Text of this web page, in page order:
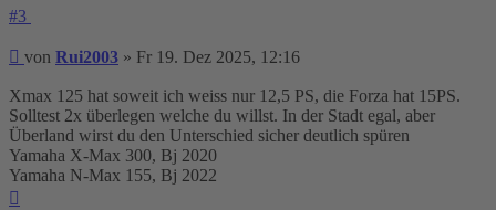
#3
Beitrag
von Rui2003 » Fr 19. Dez 2025, 12:16
Xmax 125 hat soweit ich weiss nur 12,5 PS, die Forza hat 15PS.
Solltest 2x überlegen welche du willst. In der Stadt egal, aber
Überland wirst du den Unterschied sicher deutlich spüren
Yamaha X-Max 300, Bj 2020
Yamaha N-Max 155, Bj 2022